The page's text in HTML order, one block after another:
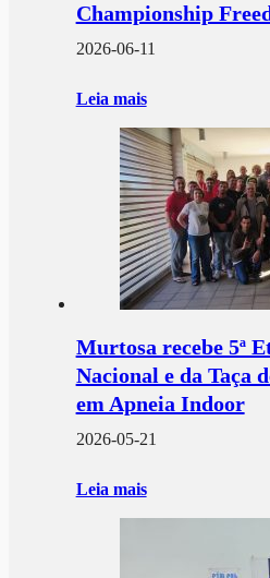
Championship
2026-06-11
Leia mais
Murtosa recebe 5ª
Nacional e da Taça
em Apneia Indoor
2026-05-21
Leia mais